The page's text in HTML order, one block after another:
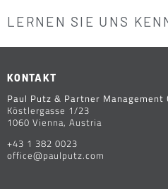
LERNEN SIE UNS
KONTAKT
Paul Putz & Partner Management
Köstlergasse 1/23
1060 Vienna, Austria
+43 1 382 0023
office@paulputz.com